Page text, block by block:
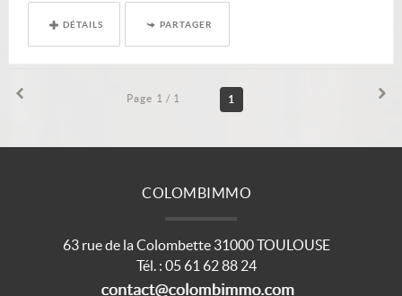
DÉTAILS PARTAGER
Page 1 / 1 1
COLOMBIMMO
63 rue de la Colombette 31000TOULOUSE
Tél. : 05 61 62 88 24